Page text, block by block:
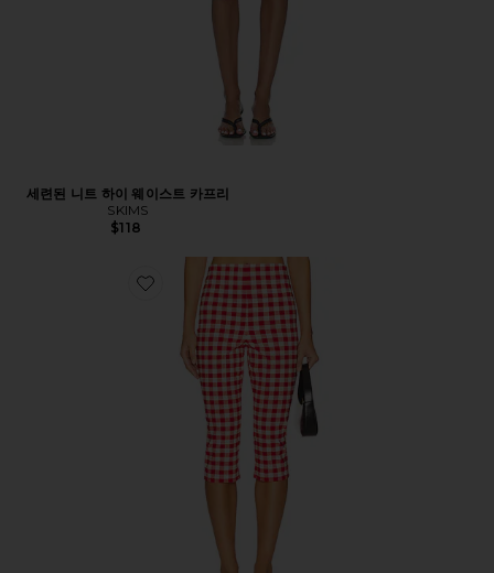
세련된 니트 하이 웨이스트 카프리
SKIMS
$118